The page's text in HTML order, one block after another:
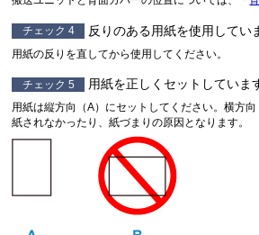
チェック 4 反りのある用紙を使用してい
用紙の反りを直してから使用してください。
チェック 5 用紙を正しくセットしていま
用紙は縦方向（A）にセットしてください。横方向
紙されなかったり、紙づまりの原因となります。